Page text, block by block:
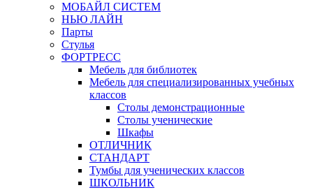
МОБАЙЛ СИСТЕМ
НЬЮ ЛАЙН
Парты
Стулья
ФОРТРЕСС
Мебель для библиотек
Мебель для специализированных учебных
классов
Столы демонстрационные
Столы ученические
Шкафы
ОТЛИЧНИК
СТАНДАРТ
Тумбы для ученических классов
ШКОЛЬНИК